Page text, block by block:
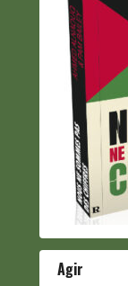
Agir